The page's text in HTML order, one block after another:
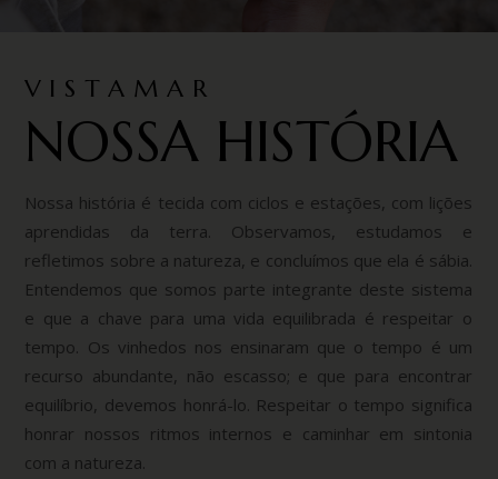
VISTAMAR
NOSSA HISTÓRIA
Nossa história é tecida com ciclos e estações, com lições
aprendidas da terra. Observamos, estudamos e
refletimos sobre a natureza, e concluímos que ela é sábia.
Entendemos que somos parte integrante deste sistema
e que a chave para uma vida equilibrada é respeitar o
tempo. Os vinhedos nos ensinaram que o tempo é um
recurso abundante, não escasso; e que para encontrar
equilíbrio, devemos honrá-lo. Respeitar o tempo significa
honrar nossos ritmos internos e caminhar em sintonia
com a natureza.